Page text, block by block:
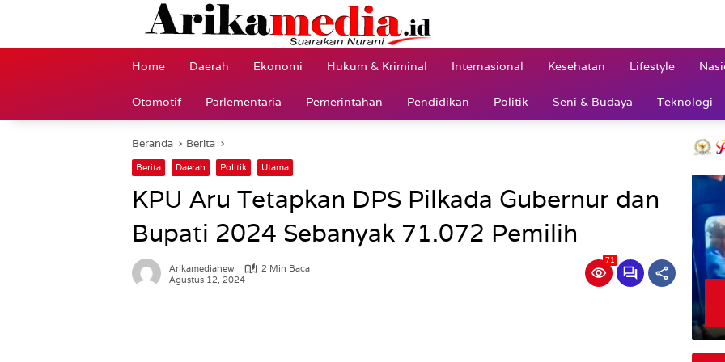
Home Daerah Ekonomi Hukum & Kriminal Internasional Kesehatan Lifestyle
Otomotif Parlementaria Pemerintahan Pendidikan Politik Seni & Budaya Teknologi
Beranda Berita
Berita Daerah Politik Utama
KPU Aru Tetapkan DPS Pilkada Gubernur dan
Bupati 2024 Sebanyak 71.072 Pemilih
Arikamedianew
2 Min Baca
Agustus 12, 2024
71